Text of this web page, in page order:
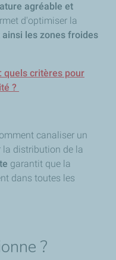
agréable et
d'optimiser la
les zones froides
quels critères pour
?
canaliser un
la distribution de la
garantit que la
dans toutes les
?